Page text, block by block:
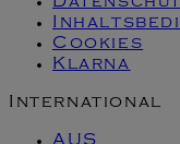
Cookies
Klarna
International